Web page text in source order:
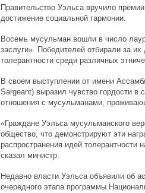
Правительство Уэльса вручило
достижение социальной гармонии.
Восемь мусульман вошли в число
заслуги». Победителей отбирали за
толерантности среди различных
В своем выступлении от имени
Sargeant) выразил чувство гордости в
отношения с мусульманами,
«Граждане Уэльса мусульманского
общество, что демонстрируют эти
распространения идей
сказал министр.
Недавно власти Уэльса объявили об
очередного этапа программы